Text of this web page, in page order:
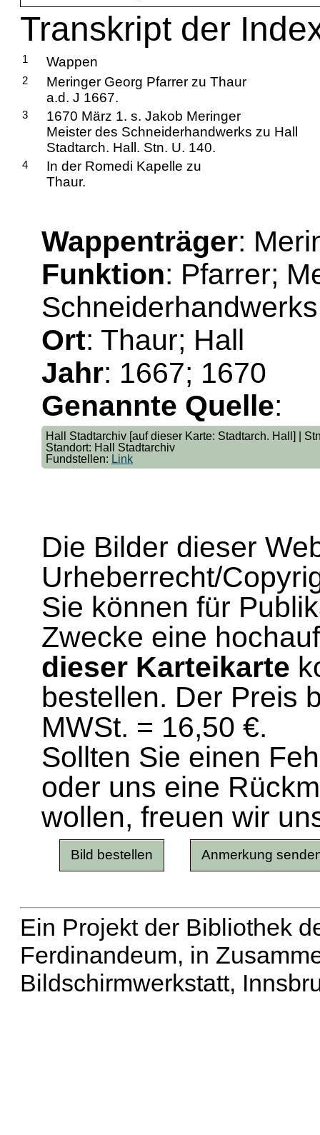
Transkript der
1 Wappen
2
Meringer Georg Pfarrer zu Thaur
a.d. J 1667.
3
1670 März 1. s. Jakob Meringer
Meister des Schneiderhandwerks zu Hall
Stadtarch. Hall. Stn. U. 140.
4
In der Romedi Kapelle zu
Thaur.
Wappenträger:
Funktion: Pfarrer;
Schneiderhandwerks
Ort: Thaur; Hall
Jahr: 1667; 1670
Genannte Quelle:
Hall Stadtarchiv [auf dieser Karte: Stadtarch. Hall] |
Standort: Hall Stadtarchiv
Fundstellen: Link
Die Bilder dieser
Urheberrecht/
Sie können für
Zwecke eine
dieser Karteikarte
bestellen. Der Preis
MWSt. = 16,50 €.
Sollten Sie einen
oder uns eine
wollen, freuen wir
Ein Projekt der Bibliothek
Ferdinandeum, in
Bildschirmwerkstatt,